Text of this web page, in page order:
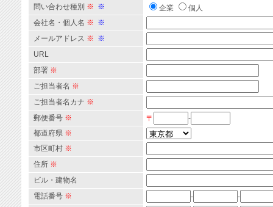
問い合わせ種別 ※ ※ 企業
個人
会社名・個人名 ※ ※
メールアドレス ※ ※
URL
部署 ※
ご担当者名 ※
ご担当者名カナ ※
郵便番号 ※ 〒
-
都道府県 ※
市区町村 ※
住所 ※
ビル・建物名
電話番号 ※ -
-